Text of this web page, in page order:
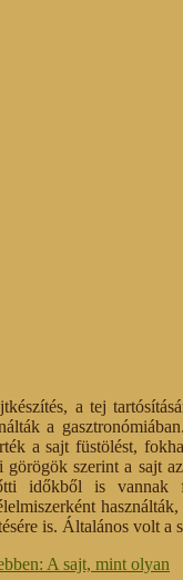
a tej
a
a sajt füstölést,
görögök szerint a sajt
időkből is vannak
is. Általános volt a
A sajt, mint olyan